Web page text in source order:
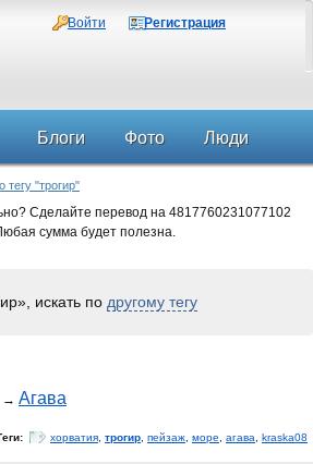
Войти Регистрация
Блоги Фото Люди
тегу "трогир"
Сделайте перевод на 4817760231077102
сумма будет полезна.
искать по другому тегу
→ Агава
хорватия трогир пейзаж море агава kraska08